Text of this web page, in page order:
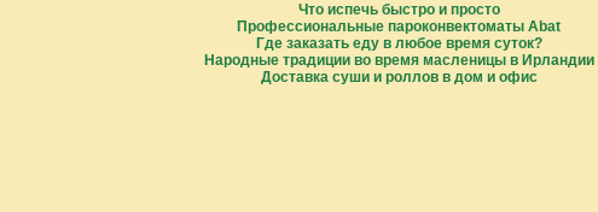
Что испечь быстро и просто
Профессиональные пароконвектоматы Abat
Где заказать еду в любое время суток?
Народные традиции во время масленицы в Ирландии
Доставка суши и роллов в дом и офис